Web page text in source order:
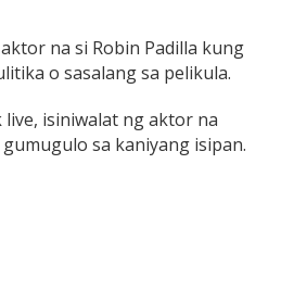
na si Robin Padilla kung
o sasalang sa pelikula.
live, isiniwalat ng aktor na
sa kaniyang isipan.